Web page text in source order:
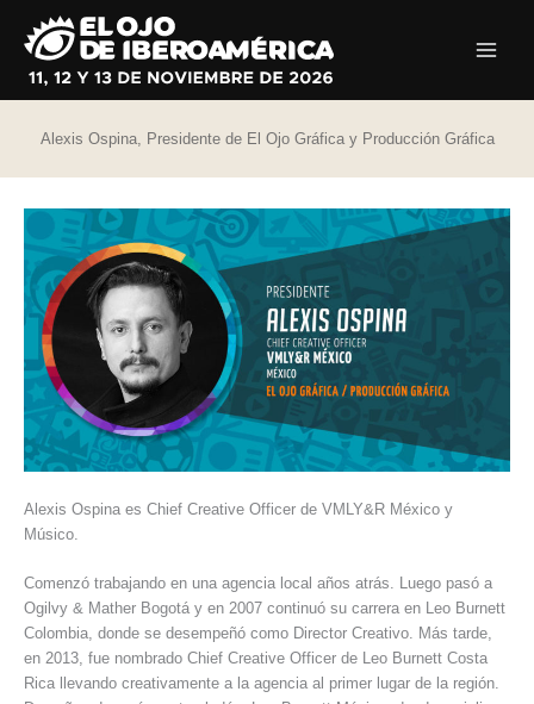
contenido
Alexis Ospina, Presidente de El Ojo Gráfica y Producción Gráfica
Alexis Ospina es Chief Creative Officer de VMLY&R México y
Músico.
Comenzó trabajando en una agencia local años atrás. Luego pasó a
Ogilvy & Mather Bogotá y en 2007 continuó su carrera en Leo Burnett
Colombia, donde se desempeñó como Director Creativo. Más tarde,
en 2013, fue nombrado Chief Creative Officer de Leo Burnett Costa
Rica llevando creativamente a la agencia al primer lugar de la región.